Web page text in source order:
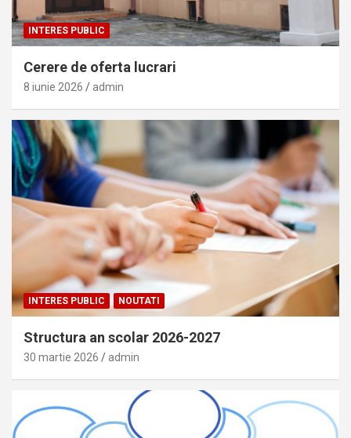
INTERES PUBLIC
Cerere de oferta lucrari
8 iunie 2026 admin
INTERES PUBLIC NOUTATI
Structura an scolar 2026-2027
30 martie 2026 admin